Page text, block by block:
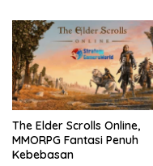
The Elder Scrolls Online,
MMORPG Fantasi Penuh
Kebebasan